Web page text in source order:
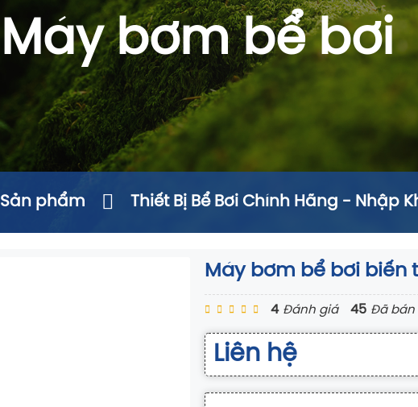
Máy bơm bể bơi
Sản phẩm Thiết Bị Bể Bơi Chính Hãng - Nhập
Máy bơm bể bơi biến
4 Đánh giá 45 Đã bán
Liên hệ